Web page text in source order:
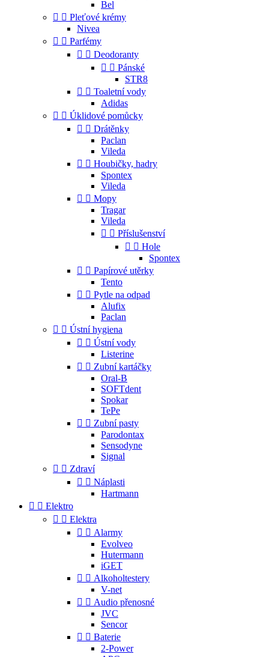
Bel
  Pleťové krémy
Nivea
  Parfémy
  Deodoranty
  Pánské
STR8
  Toaletní vody
Adidas
  Úklidové pomůcky
  Drátěnky
Paclan
Vileda
  Houbičky, hadry
Spontex
Vileda
  Mopy
Tragar
Vileda
  Příslušenství
  Hole
Spontex
  Papírové utěrky
Tento
  Pytle na odpad
Alufix
Paclan
  Ústní hygiena
  Ústní vody
Listerine
  Zubní kartáčky
Oral-B
SOFTdent
Spokar
TePe
  Zubní pasty
Parodontax
Sensodyne
Signal
  Zdraví
  Náplasti
Hartmann
  Elektro
  Elektra
  Alarmy
Evolveo
Hutermann
iGET
  Alkoholtestery
V-net
  Audio přenosné
JVC
Sencor
  Baterie
2-Power